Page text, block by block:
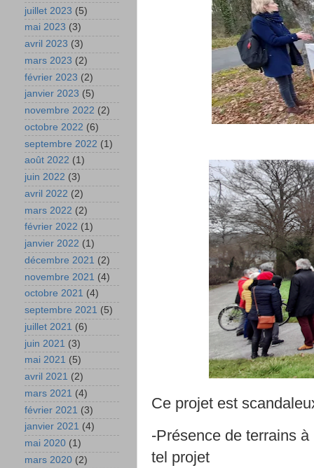
Ce projet est
-Présence de terrains
tel projet
juillet 2023 (5)
mai 2023 (3)
avril 2023 (3)
mars 2023 (2)
février 2023 (2)
janvier 2023 (5)
novembre 2022 (2)
octobre 2022 (6)
septembre 2022 (1)
août 2022 (1)
juin 2022 (3)
avril 2022 (2)
mars 2022 (2)
février 2022 (1)
janvier 2022 (1)
décembre 2021 (2)
novembre 2021 (4)
octobre 2021 (4)
septembre 2021 (5)
juillet 2021 (6)
juin 2021 (3)
mai 2021 (5)
avril 2021 (2)
mars 2021 (4)
février 2021 (3)
janvier 2021 (4)
mai 2020 (1)
mars 2020 (2)